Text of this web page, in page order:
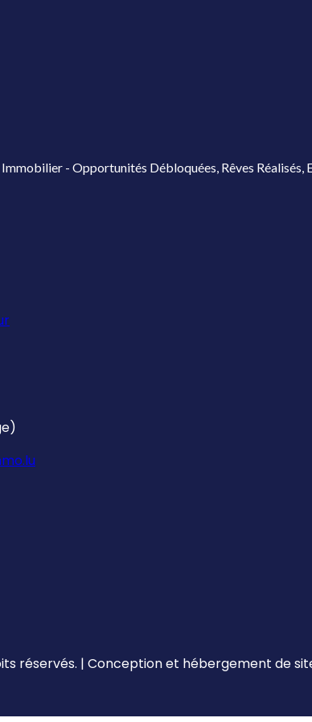
Immobilier - Opportunités Débloquées, Rêves Réalisés,
réservés. | Conception et hébergement de